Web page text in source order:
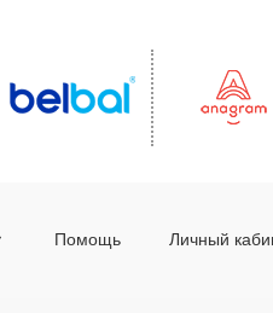
Помощь Личный